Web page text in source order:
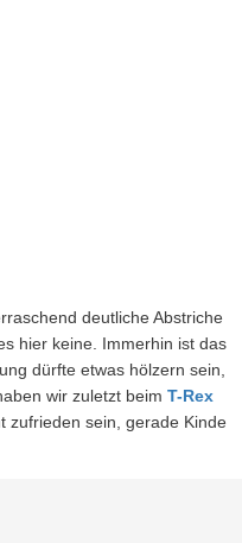
deutliche Abstriche
hier keine. Immerhin ist das
dürfte etwas hölzern sein,
wir zuletzt beim T-Rex
zufrieden sein, gerade Kinde